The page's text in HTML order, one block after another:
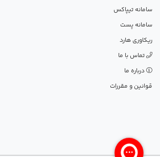
سامانه تیپاکس
سامانه پست
ریکاوری هارد
تماس با ما
درباره ما
قوانین و مقررات